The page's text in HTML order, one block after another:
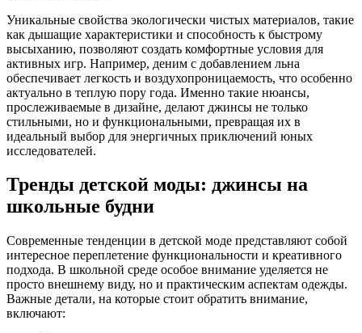
Уникальные свойства экологически чистых материалов, такие
как дышащие характеристики и способность к быстрому
высыханию, позволяют создать комфортные условия для
активных игр. Например, деним с добавлением льна
обеспечивает легкость и воздухопроницаемость, что особенно
актуально в теплую пору года. Именно такие нюансы,
прослеживаемые в дизайне, делают джинсы не только
стильными, но и функциональными, превращая их в
идеальный выбор для энергичных приключений юных
исследователей.
Тренды детской моды: джинсы на
школьные будни
Современные тенденции в детской моде представляют собой
интересное переплетение функциональности и креативного
подхода. В школьной среде особое внимание уделяется не
просто внешнему виду, но и практическим аспектам одежды.
Важные детали, на которые стоит обратить внимание,
включают: